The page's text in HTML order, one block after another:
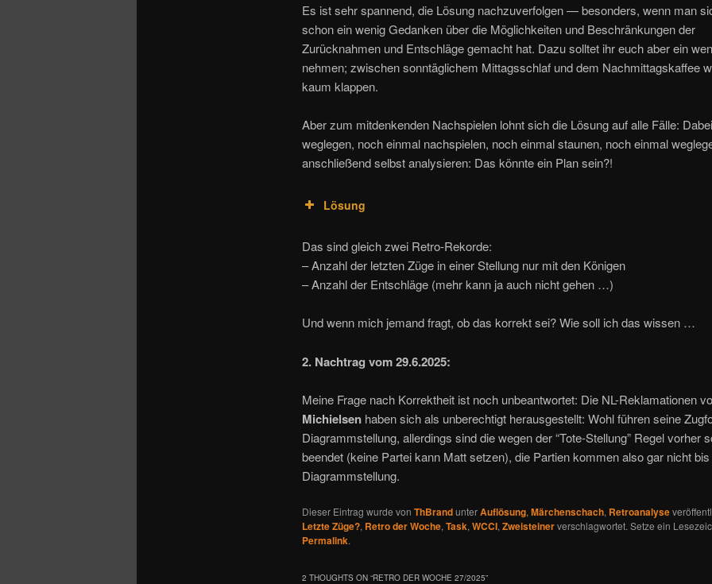
Es ist sehr spannend, die Lösung nachzuverfolgen — besonders, wenn man
schon ein wenig Gedanken über die Möglichkeiten und Beschränkungen der
Zurücknahmen und Entschläge gemacht hat. Dazu solltet ihr euch aber ein
nehmen; zwischen sonntäglichem Mittagsschlaf und dem Nachmittagskaffee
kaum klappen.
Aber zum mitdenkenden Nachspielen lohnt sich die Lösung auf alle Fälle:
weglegen, noch einmal nachspielen, noch einmal staunen, noch einmal
anschließend selbst analysieren: Das könnte ein Plan sein?!
Lösung
Das sind gleich zwei Retro-Rekorde:
– Anzahl der letzten Züge in einer Stellung nur mit den Königen
– Anzahl der Entschläge (mehr kann ja auch nicht gehen …)
Und wenn mich jemand fragt, ob das korrekt sei? Wie soll ich das wissen …
2. Nachtrag vom 29.6.2025:
Meine Frage nach Korrektheit ist noch unbeantwortet: Die NL-Reklamationen
Michielsenhaben sich als unberechtigt herausgestellt: Wohl führen seine
Diagrammstellung, allerdings sind die wegen der “Tote-Stellung” Regel vorher
beendet (keine Partei kann Matt setzen), die Partien kommen also gar nicht
Diagrammstellung.
Dieser Eintrag wurde von ThBrandunterAuflösung,Märchenschach, Retroanalyse
Letzte Züge?, Retro der Woche,Task,WCCI,Zweisteinerverschlagwortet. Setze ein
Permalink.
2 THOUGHTS ON “RETRO DER WOCHE 27/2025”